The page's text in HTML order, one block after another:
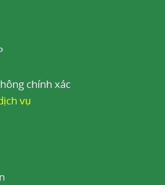
chính xác
vụ